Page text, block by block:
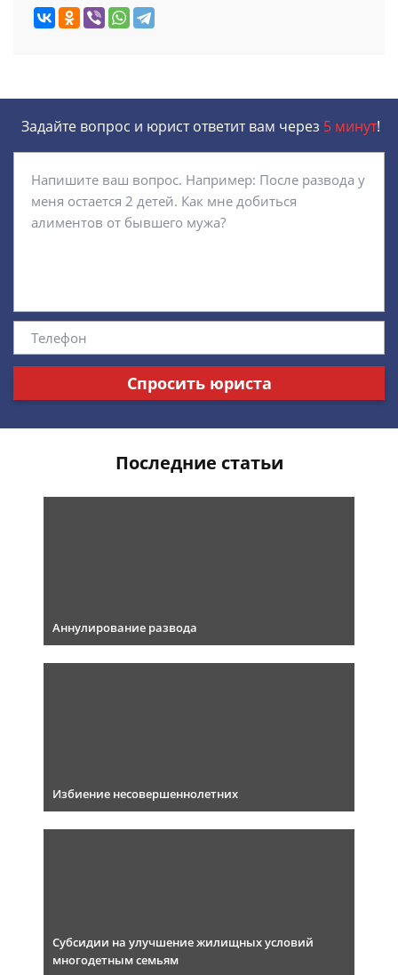
Задайте вопрос и юрист ответит вам через 5 минут!
Спросить юриста
Последние статьи
Аннулирование развода
Избиение несовершеннолетних
Субсидии на улучшение жилищных условий
многодетным семьям